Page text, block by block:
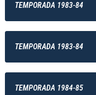
TEMPORADA 1983-84
TEMPORADA 1983-84
TEMPORADA 1984-85